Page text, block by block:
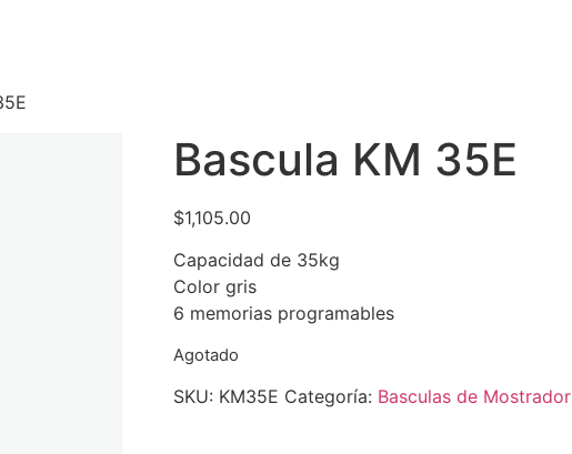
Bascula KM 35E
$1,105.00
Capacidad de 35kg
Color gris
6 memorias programables
Agotado
SKU: KM35E Categoría: Basculas de Mostrador